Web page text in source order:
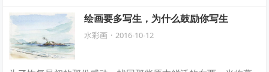
绘画要多写生，为什么鼓励你写生
水彩画 · 2016-10-12